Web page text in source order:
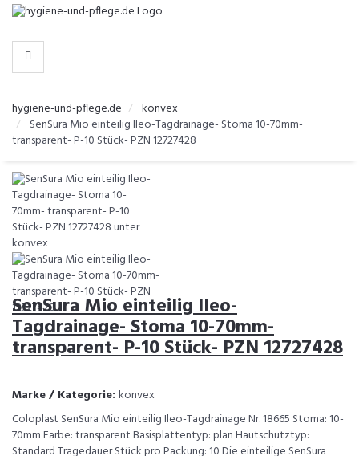
-
KATEGORIEN
hygiene-und-pflege.de
konvex
SenSura Mio einteilig Ileo-Tagdrainage- Stoma 10-70mm-
transparent- P-10 Stück- PZN 12727428
SenSura Mio einteilig Ileo-
Tagdrainage- Stoma 10-70mm-
transparent- P-10 Stück- PZN 12727428
Marke / Kategorie: konvex
Coloplast SenSura Mio einteilig Ileo-Tagdrainage Nr. 18665 Stoma: 10-
70mm Farbe: transparent Basisplattentyp: plan Hautschutztyp:
Standard Tragedauer Stück pro Packung: 10 Die einteilige SenSura